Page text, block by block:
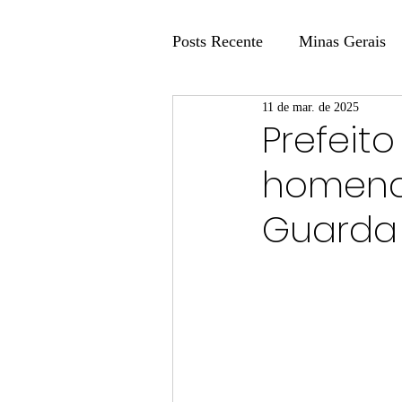
Posts Recente Minas Gerais
Coluna Fatos e Versões
Coluna: Agenda 21
11 de mar. de 2025